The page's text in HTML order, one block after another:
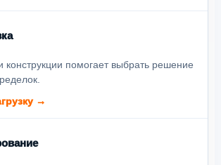
конструкции помогает выбрать решение
→